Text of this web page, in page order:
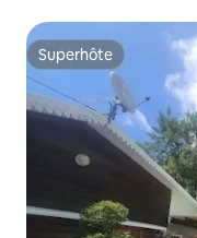
Superhôte
Superhôte